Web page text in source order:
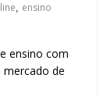
, ensino
ensino com
de